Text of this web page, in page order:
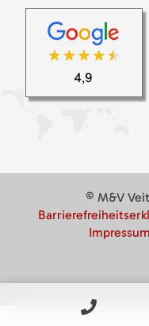
© M&V
Impressum